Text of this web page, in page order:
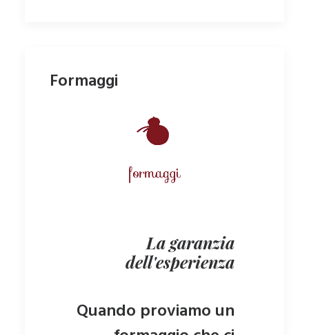
Formaggi
La garanzia
dell'esperienza
Quando proviamo un